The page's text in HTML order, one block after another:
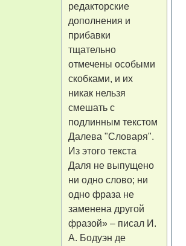
редакторские
дополнения и
прибавки
тщательно
отмечены особыми
скобками, и их
никак нельзя
смешать с
подлинным текстом
Далева "Словаря".
Из этого текста
Даля не выпущено
ни одно слово; ни
одно фраза не
заменена другой
фразой» – писал И.
А. Бодуэн де